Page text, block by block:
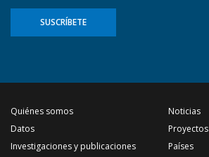
SUSCRÍBETE
Quiénes somos
Datos
Investigaciones y publicaciones
Noticias
Proyectos
Países